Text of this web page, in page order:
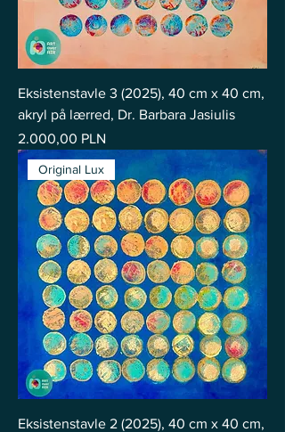
Eksistenstavle 3 (2025), 40 cm x 40 cm,
akryl på lærred, Dr. Barbara Jasiulis
Pris
2.000,00 PLN
Original Lux
Eksistenstavle 2 (2025), 40 cm x 40 cm,